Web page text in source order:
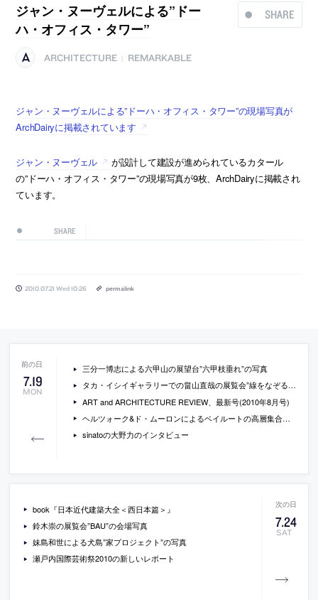
SHARE
ジャン・ヌーヴェルによる”ドー
ハ・オフィス・タワー”
ARCHITECTURE REMARKABLE
ジャン・ヌーヴェルによる”ドーハ・オフィス・タワー”の現場写真が
ArchDairyに掲載されています
ジャン・ヌーヴェル
が設計して建設が進められているカタール
の”ドーハ・オフィス・タワー”の現場写真が9枚、ArchDairyに掲載され
ています。
SHARE
2010.07.21 Wed 10:26 permalink
7.19
MON
三分一博志による六甲山の展望台”六甲枝垂れ”の写真
タカ・イシイギャラリーでの畠山直哉の展覧会”線をなぞる / 山手通り”[-2010/8/14]
ART and ARCHITECTURE REVIEW、最新号(2010年8月号)
ヘルツォーク&ド・ムーロンによるベイルートの高層集合住宅”Beirut Terraces”
sinatoの大野力のインタビュー
7.24
SAT
book『日本近代建築大全＜西日本篇＞』
鈴木崇の展覧会”BAU”の会場写真
妹島和世による犬島”家プロジェクト”の写真
瀬戸内国際芸術祭2010の新しいレポート